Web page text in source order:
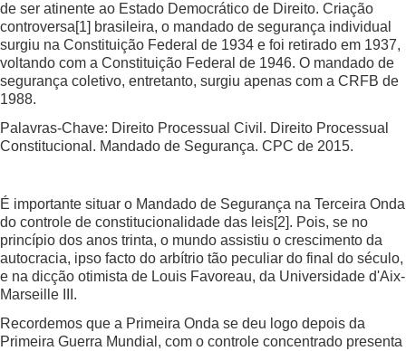
de ser atinente ao Estado Democrático de Direito. Criação
controversa[1] brasileira, o mandado de segurança individual
surgiu na Constituição Federal de 1934 e foi retirado em 1937,
voltando com a Constituição Federal de 1946. O mandado de
segurança coletivo, entretanto, surgiu apenas com a CRFB de
1988.
Palavras-Chave: Direito Processual Civil. Direito Processual
Constitucional. Mandado de Segurança. CPC de 2015.
É importante situar o Mandado de Segurança na Terceira Onda
do controle de constitucionalidade das leis[2]. Pois, se no
princípio dos anos trinta, o mundo assistiu o crescimento da
autocracia, ipso facto do arbítrio tão peculiar do final do século,
e na dicção otimista de Louis Favoreau, da Universidade d'Aix-
Marseille III.
Recordemos que a Primeira Onda se deu logo depois da
Primeira Guerra Mundial, com o controle concentrado presenta